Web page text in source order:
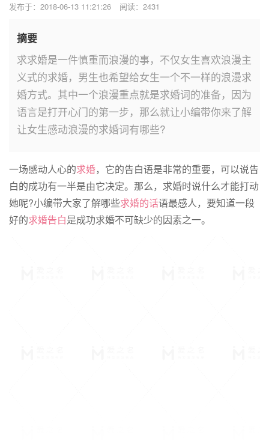
发布于：2018-06-13 11:21:26 阅读：2431
摘要
求求婚是一件慎重而浪漫的事，不仅女生喜欢浪漫主
义式的求婚，男生也希望给女生一个不一样的浪漫求
婚方式。其中一个浪漫重点就是求婚词的准备，因为
语言是打开心门的第一步，那么就让小编带你来了解
让女生感动浪漫的求婚词有哪些?
一场感动人心的求婚，它的告白语是非常的重要，可以说告
白的成功有一半是由它决定。那么，求婚时说什么才能打动
她呢?小编带大家了解哪些求婚的话语最感人，要知道一段
好的求婚告白是成功求婚不可缺少的因素之一。